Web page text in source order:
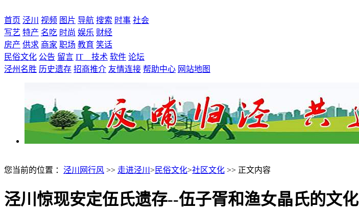
首页 泾川 视频 图片 导航 搜索 时事 社会
写艺 特产 名吃 时尚 娱乐 财经
房产 供求 商家 职场 教育 笑话
民俗文化 公告 留言 IT 技术 软件 论坛
泾州名胜 历史遗存 招商推介 友情连接 帮助中心 网站地图
您当前的位置 ： 泾川网行风 >> 走进泾川 >民俗文化>社区文化 >> 正文内容
泾川惊现安定伍氏遗存--伍子胥和渔女晶氏的文化